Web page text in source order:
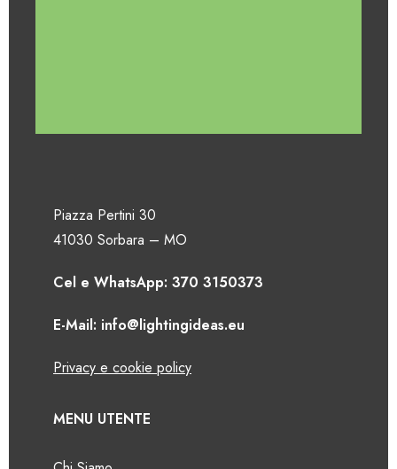
Piazza Pertini 30
41030 Sorbara – MO
Cel e WhatsApp: 370 3150373
E-Mail: info@lightingideas.eu
Privacy e cookie policy
MENU UTENTE